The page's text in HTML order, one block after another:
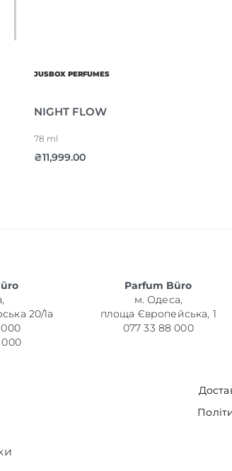
JUSBOX PERFUMES
NIGHT FLOW
78 ml
₴11,999.00
20/1а
Parfum Büro
м. Одеса,
площа Європейська, 1
077 33 88 000